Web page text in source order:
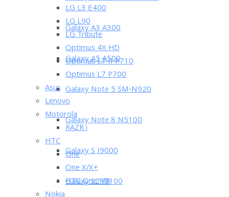
Galaxy A3 A300
Galaxy A5 A500
Galaxy Note 5 SM-N920
Galaxy Note 8 N5100
Galaxy S I9000
Galaxy S2 I9100
LG L3 E400
LG L90
LG Tribute
Optimus 4X HD
Optimus L7 II P710
Optimus L7 P700
Asus
Lenovo
Motorola
RAZR i
HTC
One
One X/X+
HTC One M8